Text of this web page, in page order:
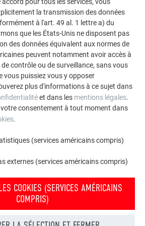
les solutions en aluminium
pour toitures, systèmes solaires et
RÉFÉRENCES
la transmission des données
à l'art. 49 al. 1 lettre a) du
que les États-Unis ne disposent pas
des données équivalent aux normes de
peuvent notamment avoir accès à
contrôle ou de surveillance, sans vous
vous puissiez vous y opposer
plus d'informations à ce sujet dans
et dans les mentions légales.
consentement à tout moment dans
.
(services américains compris)
externes (services américains compris)
COOKIES (SERVICES AMÉRICAINS
COMPRIS)